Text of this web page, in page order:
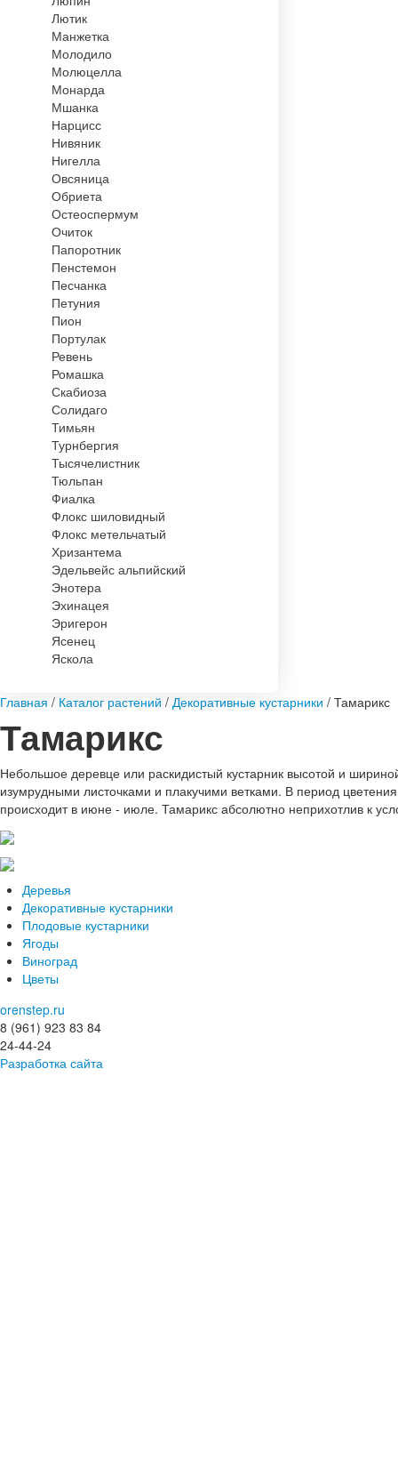
Лютик
Манжетка
Молодило
Молюцелла
Монарда
Мшанка
Нарцисс
Нивяник
Нигелла
Овсяница
Обриета
Остеоспермум
Очиток
Папоротник
Пенстемон
Песчанка
Петуния
Пион
Портулак
Ревень
Ромашка
Скабиоза
Солидаго
Тимьян
Турнбергия
Тысячелистник
Тюльпан
Фиалка
Флокс шиловидный
Флокс метельчатый
Хризантема
Эдельвейс альпийский
Энотера
Эхинацея
Эригерон
Ясенец
Яскола
Главная / Каталог растений / Декоративные кустарники / Тамарикс
Тамарикс
Небольшое деревце или раскидистый кустарник высотой и
изумрудными листочками и плакучими ветками. В период
происходит в июне - июле. Тамарикс абсолютно неприхотлив к
Деревья
Декоративные кустарники
Плодовые кустарники
Ягоды
Виноград
Цветы
orenstep.ru
8 (961) 923 83 84
24-44-24
Разработка сайта